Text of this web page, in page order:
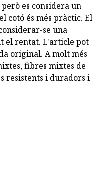
es considera un
cotó és més pràctic. El
se una
el rentat. L'article pot
original. A molt més
fibres mixtes de
resistents i duradors i